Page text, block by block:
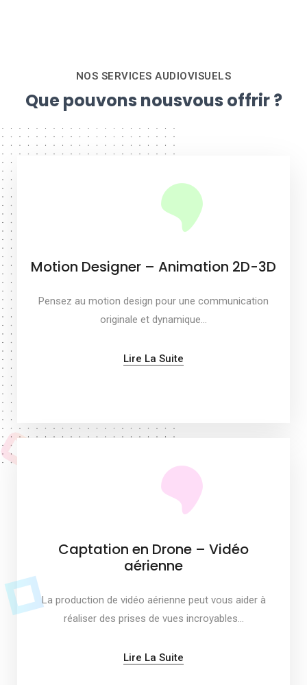
NOS SERVICES AUDIOVISUELS
Que pouvons nousvous offrir ?
Motion Designer – Animation 2D-3D
Pensez au motion design pour une communication
originale et dynamique…
Lire La Suite
Captation en Drone – Vidéo
aérienne
La production de vidéo aérienne peut vous aider à
réaliser des prises de vues incroyables…
Lire La Suite